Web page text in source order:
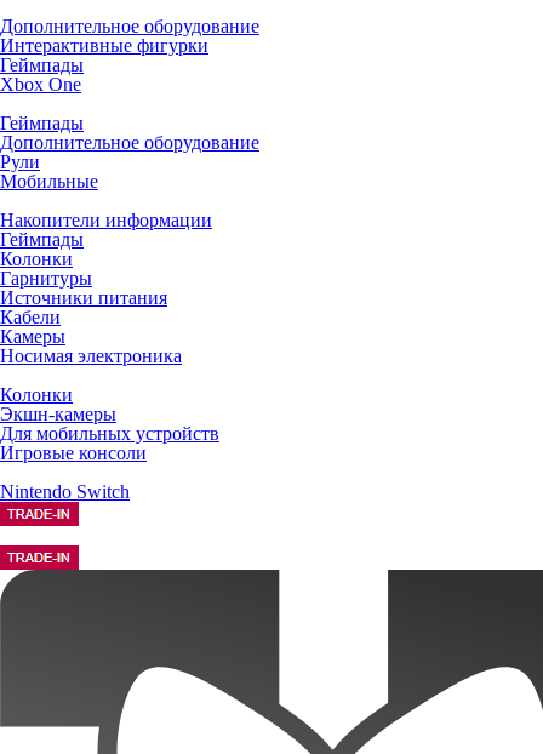
Дополнительное оборудование
Интерактивные фигурки
Геймпады
Xbox One
Геймпады
Дополнительное оборудование
Рули
Мобильные
Накопители информации
Геймпады
Колонки
Гарнитуры
Источники питания
Кабели
Камеры
Носимая электроника
Колонки
Экшн-камеры
Для мобильных устройств
Игровые консоли
Nintendo Switch